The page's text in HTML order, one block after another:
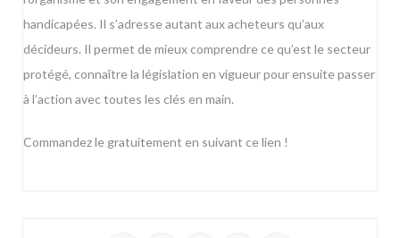
handicapées. Il s’adresse autant aux acheteurs qu’aux
décideurs. Il permet de mieux comprendre ce qu’est le secteur
protégé, connaître la législation en vigueur pour ensuite passer
à l’action avec toutes les clés en main.
Commandez le gratuitement en suivant ce lien !